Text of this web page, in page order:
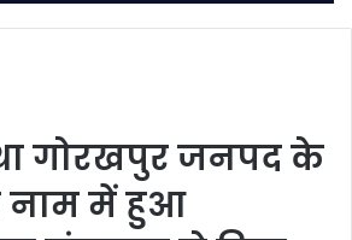
गोरखपुर जनपद के
नाम में हुआ